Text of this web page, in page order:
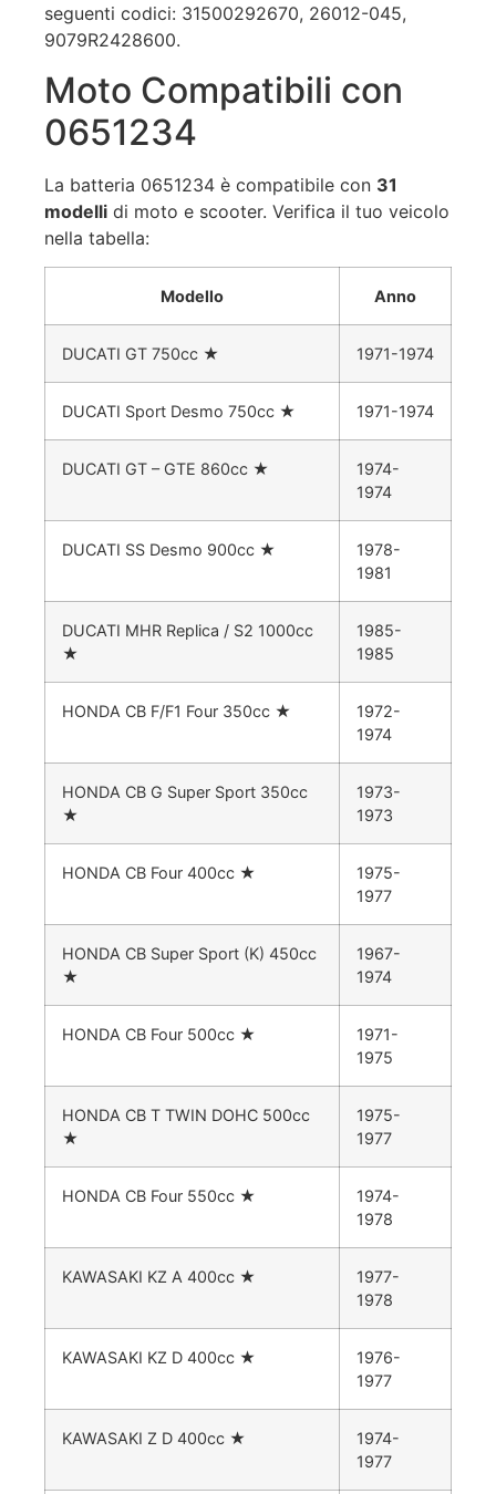
seguenti codici: 31500292670, 26012-045,
9079R2428600.
Moto Compatibili con
0651234
La batteria 0651234 è compatibile con 31
modelli di moto e scooter. Verifica il tuo veicolo
nella tabella:
Modello Anno
DUCATI GT 750cc ★ 1971-1974
DUCATI Sport Desmo 750cc ★ 1971-1974
DUCATI GT – GTE 860cc ★
1974-
1974
DUCATI SS Desmo 900cc ★
1978-
1981
DUCATI MHR Replica / S2 1000cc
★
1985-
1985
HONDA CB F/F1 Four 350cc ★
1972-
1974
HONDA CB G Super Sport 350cc
★
1973-
1973
HONDA CB Four 400cc ★
1975-
1977
HONDA CB Super Sport (K) 450cc
★
1967-
1974
HONDA CB Four 500cc ★
1971-
1975
HONDA CB T TWIN DOHC 500cc
★
1975-
1977
HONDA CB Four 550cc ★
1974-
1978
KAWASAKI KZ A 400cc ★
1977-
1978
KAWASAKI KZ D 400cc ★
1976-
1977
KAWASAKI Z D 400cc ★
1974-
1977